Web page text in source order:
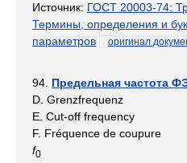
Источник: ГОСТ 20003-74:
Термины, определения и
параметров
оригинал
94. Предельная частота
D. Grenzfrequenz
E. Cut-off frequency
F. Fréquence de coupure
f0